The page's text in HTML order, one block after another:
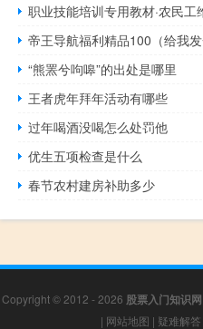
“熊罴兮呴嗥”的出处是哪里
王者虎年拜年活动有哪些
过年喝酒没喝怎么处罚他
优生五项检查是什么
春节农村建房补助多少
Copyright © 2012 - 2026 股票入门知识网
| 网站地图 | 疑难解答